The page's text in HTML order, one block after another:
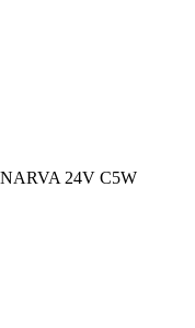
NARVA 24V C5W